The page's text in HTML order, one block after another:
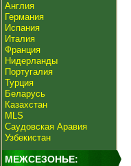
Англия
Германия
Испания
Италия
Франция
Нидерланды
Португалия
Турция
Беларусь
Казахстан
MLS
Саудовская Аравия
Узбекистан
МЕЖСЕЗОНЬЕ: